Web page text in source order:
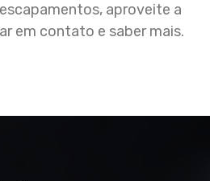
aproveite a
em contato e saber mais.